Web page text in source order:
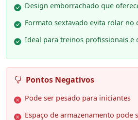
Design emborrachado que
Formato sextavado evita rolar no
Ideal para treinos profissionais e
Pontos Negativos
Pode ser pesado para iniciantes
Espaço de armazenamento pode